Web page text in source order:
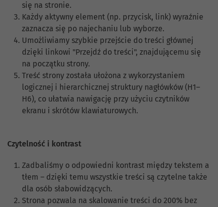
się na stronie.
Każdy aktywny element (np. przycisk, link) wyraźnie
zaznacza się po najechaniu lub wyborze.
Umożliwiamy szybkie przejście do treści głównej
dzięki linkowi "Przejdź do treści", znajdującemu się
na początku strony.
Treść strony została ułożona z wykorzystaniem
logicznej i hierarchicznej struktury nagłówków (H1–
H6), co ułatwia nawigację przy użyciu czytników
ekranu i skrótów klawiaturowych.
Czytelność i kontrast
Zadbaliśmy o odpowiedni kontrast między tekstem a
tłem – dzięki temu wszystkie treści są czytelne także
dla osób słabowidzących.
Strona pozwala na skalowanie treści do 200% bez